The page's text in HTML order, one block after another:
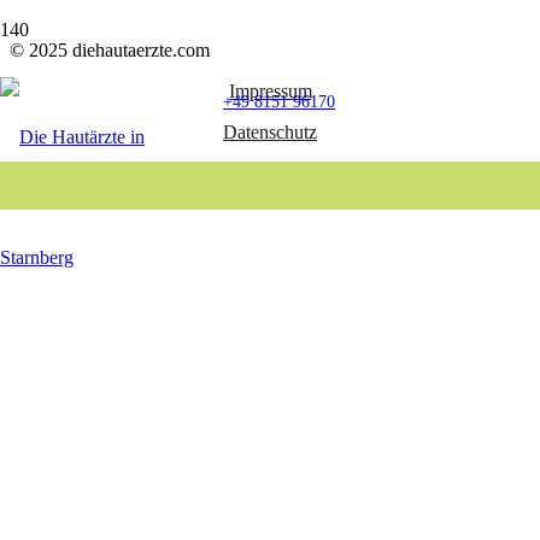
+49 8151 96170
© 2025 diehautaerzte.com
Impressum
Datenschutz